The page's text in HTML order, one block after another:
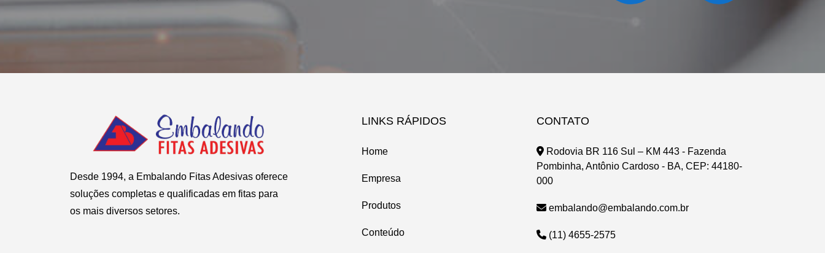
Desde 1994, a Embalando Fitas Adesivas oferece
soluções completas e qualificadas em fitas para
os mais diversos setores.
LINKS RÁPIDOS
Home
Empresa
Produtos
Conteúdo
CONTATO
Rodovia BR 116 Sul – KM 443 - Fazenda
Pombinha, Antônio Cardoso - BA, CEP: 44180-
000
embalando@embalando.com.br
(11) 4655-2575